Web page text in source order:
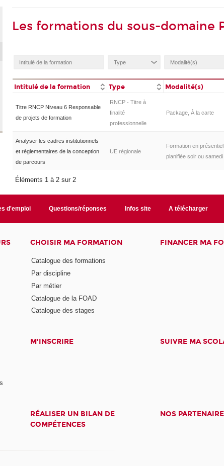
Les formations du sous-
Intitulé de la formation Type Modalité(s)
Titre RNCP Niveau 6 Responsable
de projets de formation
RNCP - Titre à
finalité
professionnelle
Package, À la carte
Analyser les cadres institutionnels
et règlementaires de la conception
de parcours
UE régionale
Formation en
planifiée soir ou samedi
Éléments 1 à 2 sur 2
d'emploi Questions/réponses Infos site A télécharger
CHOISIR MA FORMATION
Catalogue des formations
Par discipline
Par métier
Catalogue de la FOAD
Catalogue des stages
FINANCER MA
M'INSCRIRE SUIVRE MA
RÉALISER UN BILAN DE
COMPÉTENCES
NOS